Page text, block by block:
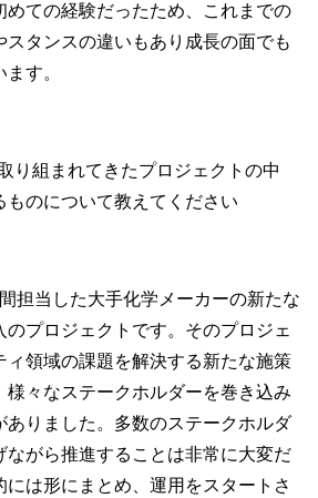
めての経験だったため、これまでの
タンスの違いもあり成長の面でも
す。
り組まれてきたプロジェクトの中
担当した大手化学メーカーの新たな
のプロジェクトです。そのプロジェ
ィ領域の課題を解決する新たな施策
様々なステークホルダーを巻き込み
ありました。多数のステークホルダ
ながら推進することは非常に大変だ
には形にまとめ、運用をスタートさ